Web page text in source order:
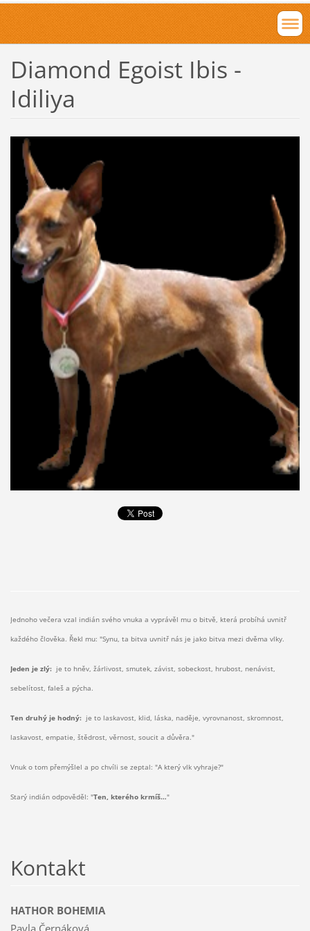
Diamond Egoist Ibis -
Idiliya
Jednoho večera vzal indián svého vnuka a vyprávěl mu o bitvě, která probíhá uvnitř
každého člověka. Řekl mu: "Synu, ta bitva uvnitř nás je jako bitva mezi dvěma vlky.
Jeden je zlý:je to hněv, žárlivost, smutek, závist, sobeckost, hrubost, nenávist,
sebelítost, faleš a pýcha.
Ten druhý je hodný: je to laskavost, klid, láska, naděje, vyrovnanost, skromnost,
laskavost, empatie, štědrost, věrnost, soucit a důvěra."
Vnuk o tom přemýšlel a po chvíli se zeptal: "A který vlk vyhraje?"
Starý indián odpověděl: "Ten, kterého krmíš…"
Kontakt
HATHOR BOHEMIA